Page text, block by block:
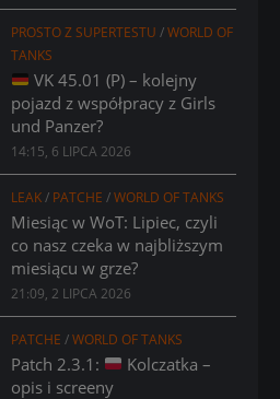
PROSTO Z SUPERTESTU /WORLD OF
TANKS
VK 45.01 (P) – kolejny
pojazd z współpracy z Girls
und Panzer?
14:15, 6 LIPCA 2026
LEAK/ PATCHE /WORLD OF TANKS
Miesiąc w WoT: Lipiec, czyli
co nasz czeka w najbliższym
miesiącu w grze?
21:09, 2 LIPCA 2026
PATCHE /WORLD OF TANKS
Patch 2.3.1:
Kolczatka –
opis i screeny